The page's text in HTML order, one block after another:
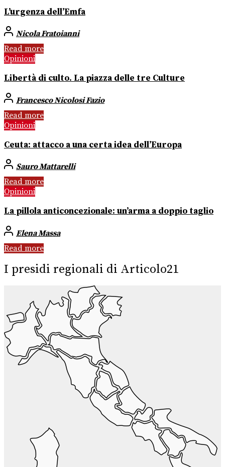
L’urgenza dell’Emfa
Nicola Fratoianni
Read more
Opinioni
Libertà di culto. La piazza delle tre Culture
Francesco Nicolosi Fazio
Read more
Opinioni
Ceuta: attacco a una certa idea dell’Europa
Sauro Mattarelli
Read more
Opinioni
La pillola anticoncezionale: un’arma a doppio taglio
Elena Massa
Read more
I presidi regionali di Articolo21